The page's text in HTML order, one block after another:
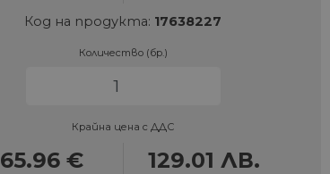
Код на продукта: 17638227
Количество (бр.)
Крайна цена с ДДС
65.96 € 129.01 ЛВ.